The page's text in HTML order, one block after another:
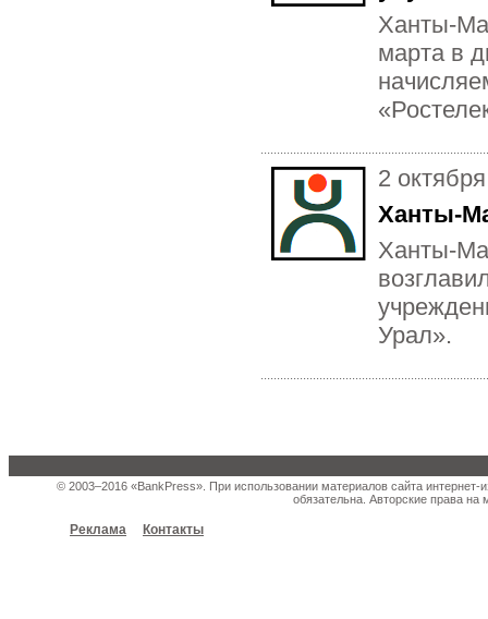
Ханты-
марта в
2
Ханты-
Ханты-
Урал».
© 2003–2016 «BankPress». При использовании материалов сайта
обязательна. Авторские права
Реклама Контакты